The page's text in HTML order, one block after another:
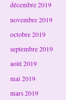
décembre 2019
novembre 2019
octobre 2019
septembre 2019
août 2019
mai 2019
mars 2019